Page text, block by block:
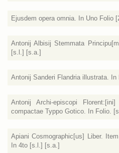
Ejusdem opera omnia. In Uno Folio
Antonij Albisij Stemmata
[s.l.] [s.a.]
Antonij Sanderi Flandria illustrata.
Antonij Archi-episcopi
compactae Typpo Gotico. In Folio.
Apiani Cosmographic[us] Liber.
In 4to [s.l.] [s.a.]